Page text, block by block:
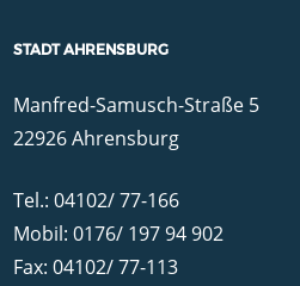
STADT AHRENSBURG
Manfred-Samusch-Straße 5
22926 Ahrensburg
Tel.: 04102/ 77-166
Mobil: 0176/ 197 94 902
Fax: 04102/ 77-113